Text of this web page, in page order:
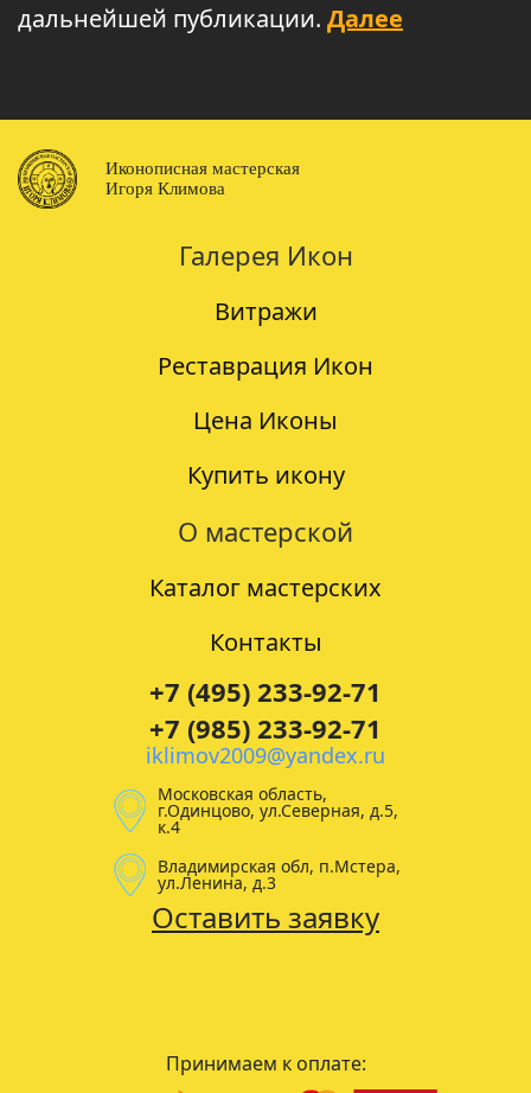
дальнейшей публикации. Далее
Иконописная мастерская
Игоря Климова
Галерея Икон
Витражи
Реставрация Икон
Цена Иконы
Купить икону
О мастерской
Каталог мастерских
Контакты
+7 (495) 233-92-71
+7 (985) 233-92-71
iklimov2009@yandex.ru
Московская область,
г.Одинцово, ул.Северная, д.5,
к.4
Владимирская обл, п.Мстера,
ул.Ленина, д.3
Оставить заявку
Принимаем к оплате: